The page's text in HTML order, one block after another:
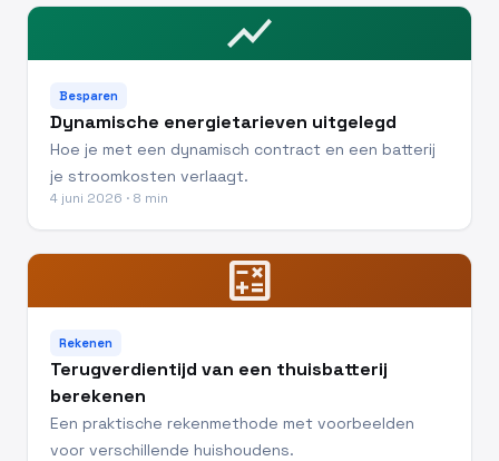
show_chart
Besparen
Dynamische energietarieven uitgelegd
Hoe je met een dynamisch contract en een batterij
je stroomkosten verlaagt.
4 juni 2026 · 8 min
calculate
Rekenen
Terugverdientijd van een thuisbatterij
berekenen
Een praktische rekenmethode met voorbeelden
voor verschillende huishoudens.